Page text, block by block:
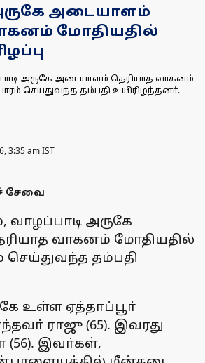
அடையாளம்
மோதியதில்
அருகே அடையாளம் தெரியாத வாகனம்
செய்துவந்த தம்பதி உயிரிழந்தனா்.
am IST
சேவை
அருகே
வாகனம் மோதியதில்
செய்துவந்த தம்பதி
உள்ள ஏத்தாப்பூா்
ராஜு (65). இவரது
(56). இவா்கள்,